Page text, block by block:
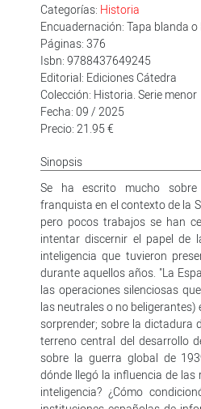
Categorías: Historia
Encuadernación: Tapa blanda o
Páginas: 376
Isbn: 9788437649245
Editorial: Ediciones Cátedra
Colección: Historia. Serie menor
Fecha: 09 / 2025
Precio: 21.95 €
Sinopsis
Se ha escrito mucho
franquista en el contexto de la
pero pocos trabajos se han
intentar discernir el papel de
inteligencia que tuvieron
durante aquellos años. "La
las operaciones silenciosas
las neutrales o no
sorprender; sobre la dictadura
terreno central del desarrollo
sobre la guerra global de
dónde llegó la influencia de las
inteligencia? ¿Cómo